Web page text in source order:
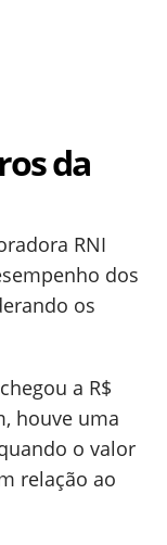
da
RNI
dos
os
a R$
houve uma
o valor
relação ao